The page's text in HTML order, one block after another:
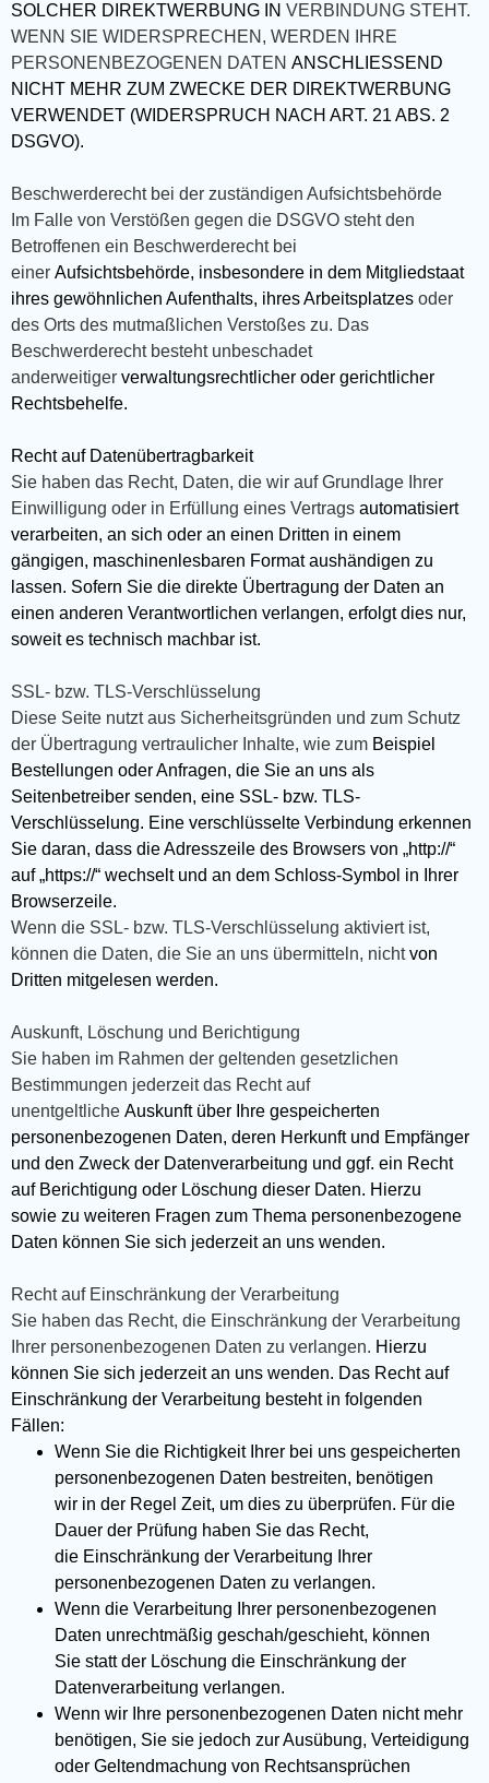
SOLCHER DIREKTWERBUNG IN VERBINDUNG STEHT.
WENN SIE WIDERSPRECHEN, WERDEN IHRE
PERSONENBEZOGENEN DATEN ANSCHLIESSEND
NICHT MEHR ZUM ZWECKE DER DIREKTWERBUNG
VERWENDET (WIDERSPRUCH NACH ART. 21 ABS. 2
DSGVO).
Beschwerderecht bei der zuständigen Aufsichtsbehörde
Im Falle von Verstößen gegen die DSGVO steht den
Betroffenen ein Beschwerderecht bei
einer Aufsichtsbehörde, insbesondere in dem Mitgliedstaat
ihres gewöhnlichen Aufenthalts, ihres Arbeitsplatzes oder
des Orts des mutmaßlichen Verstoßes zu. Das
Beschwerderecht besteht unbeschadet
anderweitiger verwaltungsrechtlicher oder gerichtlicher
Rechtsbehelfe.
Recht auf Datenübertragbarkeit
Sie haben das Recht, Daten, die wir auf Grundlage Ihrer
Einwilligung oder in Erfüllung eines Vertrags automatisiert
verarbeiten, an sich oder an einen Dritten in einem
gängigen, maschinenlesbaren Format aushändigen zu
lassen. Sofern Sie die direkte Übertragung der Daten an
einen anderen Verantwortlichen verlangen, erfolgt dies nur,
soweit es technisch machbar ist.
SSL- bzw. TLS-Verschlüsselung
Diese Seite nutzt aus Sicherheitsgründen und zum Schutz
der Übertragung vertraulicher Inhalte, wie zum Beispiel
Bestellungen oder Anfragen, die Sie an uns als
Seitenbetreiber senden, eine SSL- bzw. TLS-
Verschlüsselung. Eine verschlüsselte Verbindung erkennen
Sie daran, dass die Adresszeile des Browsers von „http://“
auf „https://“ wechselt und an dem Schloss-Symbol in Ihrer
Browserzeile.
Wenn die SSL- bzw. TLS-Verschlüsselung aktiviert ist,
können die Daten, die Sie an uns übermitteln, nichtvon
Dritten mitgelesen werden.
Auskunft, Löschung und Berichtigung
Sie haben im Rahmen der geltenden gesetzlichen
Bestimmungen jederzeit das Recht auf
unentgeltliche Auskunft über Ihre gespeicherten
personenbezogenen Daten, deren Herkunft und Empfänger
und den Zweck der Datenverarbeitung und ggf. ein Recht
auf Berichtigung oder Löschung dieser Daten. Hierzu
sowie zu weiteren Fragen zum Thema personenbezogene
Daten können Sie sich jederzeit an uns wenden.
Recht auf Einschränkung der Verarbeitung
Sie haben das Recht, die Einschränkung der Verarbeitung
Ihrer personenbezogenen Daten zu verlangen. Hierzu
können Sie sich jederzeit an uns wenden. Das Recht auf
Einschränkung der Verarbeitung besteht in folgenden
Fällen:
Wenn Sie die Richtigkeit Ihrer bei uns gespeicherten
personenbezogenen Daten bestreiten, benötigen
wir in der Regel Zeit, um dies zu überprüfen. Für die
Dauer der Prüfung haben Sie das Recht,
die Einschränkung der Verarbeitung Ihrer
personenbezogenen Daten zu verlangen.
Wenn die Verarbeitung Ihrer personenbezogenen
Daten unrechtmäßig geschah/geschieht, können
Sie statt der Löschung die Einschränkung der
Datenverarbeitung verlangen.
Wenn wir Ihre personenbezogenen Daten nicht mehr
benötigen, Sie sie jedoch zur Ausübung, Verteidigung
oder Geltendmachung von Rechtsansprüchen